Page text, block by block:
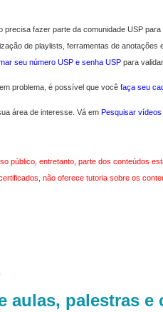
precisa fazer parte da comunidade USP
de playlists, ferramentas de
seu número USP e senha USP para
problema, é possível que você faça seu
área de interesse. Vá em Pesquisar vídeos
público, entretanto, parte dos conteúdos
não oferece tutoria sobre os
aulas, palestras e